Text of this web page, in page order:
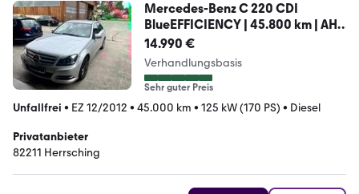
Mercedes-Benz C 220 CDI
BlueEFFICIENCY | 45.800 km | AHK
| PDC
14.990 €
Verhandlungsbasis
Sehr guter Preis
Unfallfrei • EZ 12/2012 • 45.000 km • 125 kW (170 PS) • Diesel
Privatanbieter
82211 Herrsching